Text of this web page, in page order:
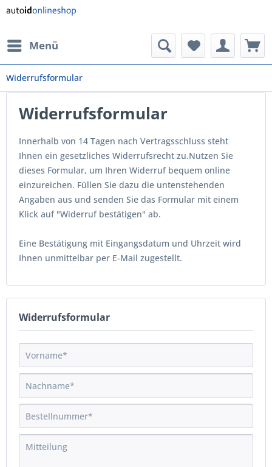
Menü
Widerrufsformular
Widerrufsformular
Innerhalb von 14 Tagen nach Vertragsschluss steht
Ihnen ein gesetzliches Widerrufsrecht zu.Nutzen Sie
dieses Formular, um Ihren Widerruf bequem online
einzureichen. Füllen Sie dazu die untenstehenden
Angaben aus und senden Sie das Formular mit einem
Klick auf "Widerruf bestätigen" ab.
Eine Bestätigung mit Eingangsdatum und Uhrzeit wird
Ihnen unmittelbar per E-Mail zugestellt.
Widerrufsformular